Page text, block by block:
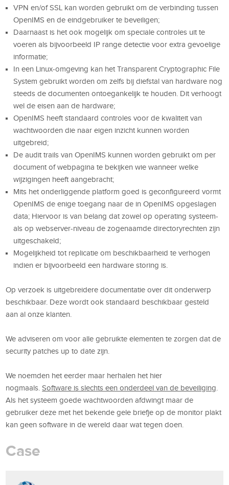
VPN en/of SSL kan worden gebruikt om de verbinding tussen
OpenIMS en de eindgebruiker te beveiligen;
Daarnaast is het ook mogelijk om speciale controles uit te
voeren als bijvoorbeeld IP range detectie voor extra gevoelige
informatie;
In een Linux-omgeving kan het Transparent Cryptographic File
System gebruikt worden om zelfs bij diefstal van hardware nog
steeds de documenten ontoegankelijk te houden. Dit verhoogt
wel de eisen aan de hardware;
OpenIMS heeft standaard controles voor de kwaliteit van
wachtwoorden die naar eigen inzicht kunnen worden
uitgebreid;
De audit trails van OpenIMS kunnen worden gebruikt om per
document of webpagina te bekijken wie wanneer welke
wijzigingen heeft aangebracht;
Mits het onderliggende platform goed is geconfigureerd vormt
OpenIMS de enige toegang naar de in OpenIMS opgeslagen
data; Hiervoor is van belang dat zowel op operating systeem-
als op webserver-niveau de zogenaamde directoryrechten zijn
uitgeschakeld;
Mogelijkheid tot replicatie om beschikbaarheid te verhogen
indien er bijvoorbeeld een hardware storing is.
Op verzoek is uitgebreidere documentatie over dit onderwerp
beschikbaar. Deze wordt ook standaard beschikbaar gesteld
aan al onze klanten.
We adviseren om voor alle gebruikte elementen te zorgen dat de
security patches up to date zijn.
We noemden het eerder maar herhalen het hier
nogmaals.Software is slechts een onderdeel van de beveiliging
Als het systeem goede wachtwoorden afdwingt maar de
gebruiker deze met het bekende gele briefje op de monitor plakt
kan geen software in de wereld daar wat tegen doen.
Case